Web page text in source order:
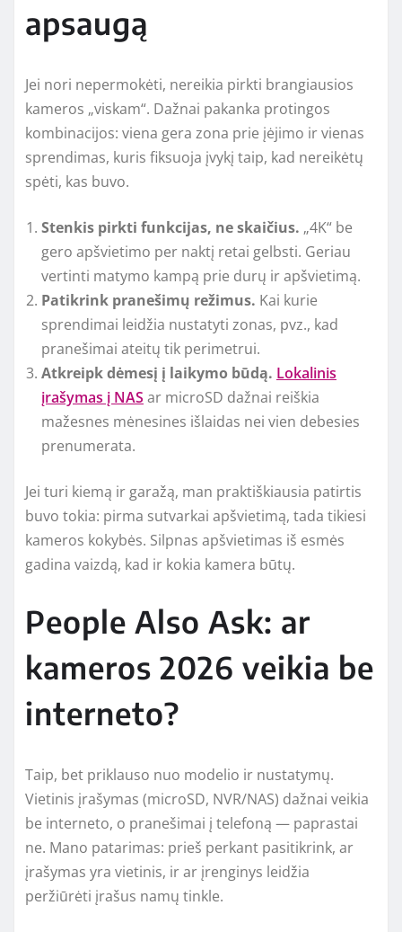
apsaugą
Jei nori nepermokėti, nereikia pirkti brangiausios
kameros „viskam“. Dažnai pakanka protingos
kombinacijos: viena gera zona prie įėjimo ir vienas
sprendimas, kuris fiksuoja įvykį taip, kad nereikėtų
spėti, kas buvo.
Stenkis pirkti funkcijas, ne skaičius. „4K“ be
gero apšvietimo per naktį retai gelbsti. Geriau
vertinti matymo kampą prie durų ir apšvietimą.
Patikrink pranešimų režimus. Kai kurie
sprendimai leidžia nustatyti zonas, pvz., kad
pranešimai ateitų tik perimetrui.
Atkreipk dėmesį į laikymo būdą. Lokalinis
įrašymas į NAS ar microSD dažnai reiškia
mažesnes mėnesines išlaidas nei vien debesies
prenumerata.
Jei turi kiemą ir garažą, man praktiškiausia patirtis
buvo tokia: pirma sutvarkai apšvietimą, tada tikiesi
kameros kokybės. Silpnas apšvietimas iš esmės
gadina vaizdą, kad ir kokia kamera būtų.
People Also Ask: ar
kameros 2026 veikia be
interneto?
Taip, bet priklauso nuo modelio ir nustatymų.
Vietinis įrašymas (microSD, NVR/NAS) dažnai veikia
be interneto, o pranešimai į telefoną — paprastai
ne. Mano patarimas: prieš perkant pasitikrink, ar
įrašymas yra vietinis, ir ar įrenginys leidžia
peržiūrėti įrašus namų tinkle.